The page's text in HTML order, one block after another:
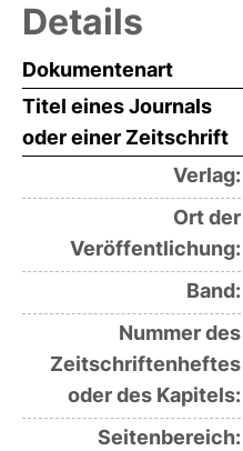
Details
Dokumentenart
Titel eines Journals
oder einer Zeitschrift
Verlag:
Ort der
Veröffentlichung:
Band:
Nummer des
Zeitschriftenheftes
oder des Kapitels:
Seitenbereich: